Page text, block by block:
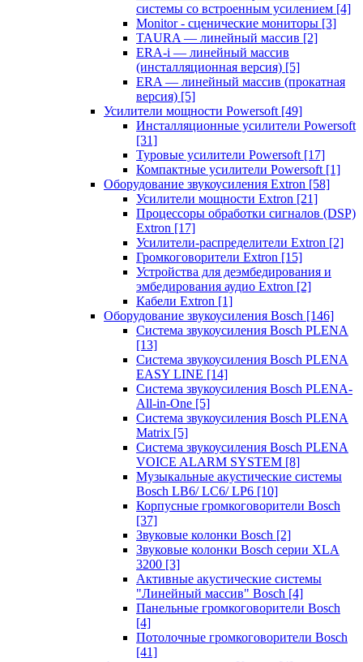
системы со встроенным усилением [4]
Monitor - сценические мониторы [3]
TAURA — линейный массив [2]
ERA-i — линейный массив
(инсталляционная версия) [5]
ERA — линейный массив (прокатная
версия) [5]
Усилители мощности Powersoft [49]
Инсталляционные усилители Powersoft
[31]
Туровые усилители Powersoft [17]
Компактные усилители Powersoft [1]
Оборудование звукоусиления Extron [58]
Усилители мощности Extron [21]
Процессоры обработки сигналов (DSP)
Extron [17]
Усилители-распределители Extron [2]
Громкоговорители Extron [15]
Устройства для деэмбедирования и
эмбедирования аудио Extron [2]
Кабели Extron [1]
Оборудование звукоусиления Bosch [146]
Система звукоусиления Bosch PLENA
[13]
Система звукоусиления Bosch PLENA
EASY LINE [14]
Система звукоусиления Bosch PLENA-
All-in-One [5]
Система звукоусиления Bosch PLENA
Matrix [5]
Система звукоусиления Bosch PLENA
VOICE ALARM SYSTEM [8]
Музыкальные акустические системы
Bosch LB6/ LC6/ LP6 [10]
Корпусные громкоговорители Bosch
[37]
Звуковые колонки Bosch [2]
Звуковые колонки Bosch серии XLA
3200 [3]
Активные акустические системы
"Линейный массив" Bosch [4]
Панельные громкоговорители Bosch
[4]
Потолочные громкоговорители Bosch
[41]